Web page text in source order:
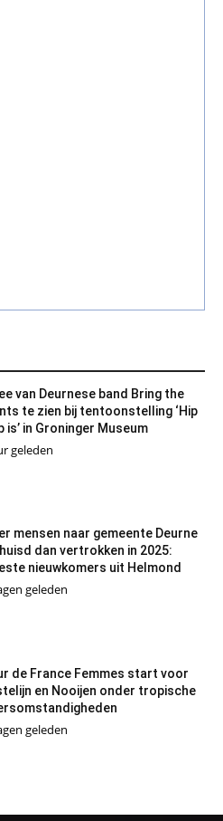
van Deurnese band Bring the
te zien bij tentoonstelling ‘Hip
is’ in Groninger Museum
geleden
mensen naar gemeente Deurne
dan vertrokken in 2025:
nieuwkomers uit Helmond
geleden
de France Femmes start voor
en Nooijen onder tropische
geleden